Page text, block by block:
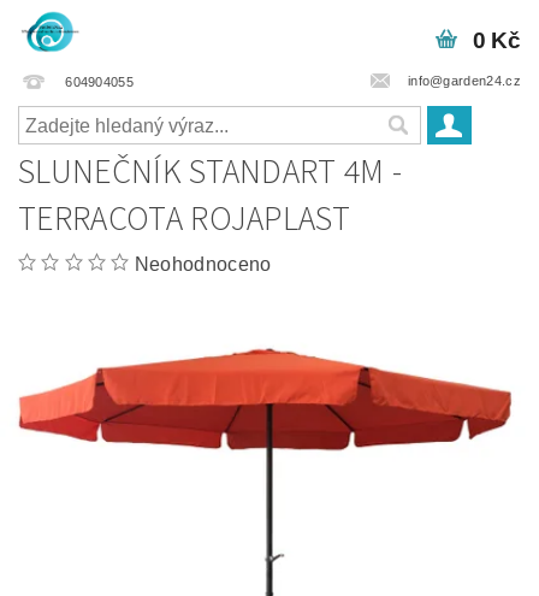
604904055 info@garden24.cz
0 Kč
SLUNEČNÍK STANDART 4M -
TERRACOTA ROJAPLAST
Neohodnoceno